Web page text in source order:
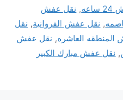
, نقل عفش
, نقل عفش الفروانية, نقل
العاشره, نقل عفش
, نقل عفش مبارك الكبير